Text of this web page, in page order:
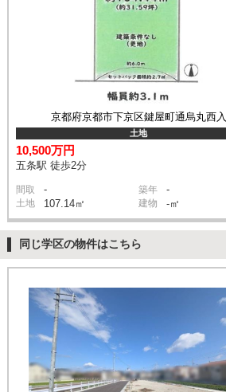
京都府京都市下京区鍵屋町通烏丸西入
土地
10,500万円
五条駅 徒歩2分
間取 - 築年 -
土地 107.14㎡ 建物 -㎡
同じ学区の物件はこちら